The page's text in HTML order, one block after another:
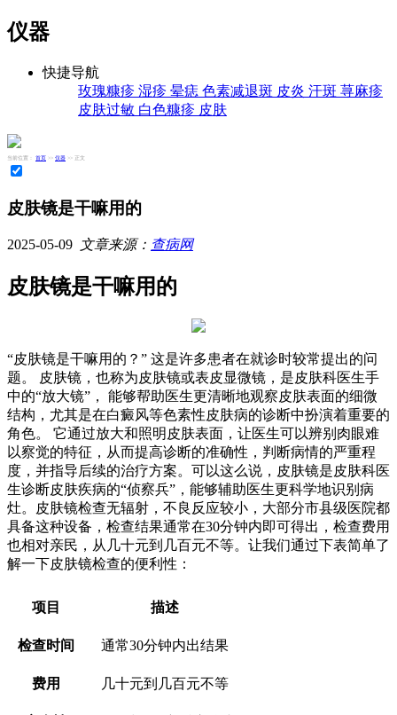
仪器
快捷导航
玫瑰糠疹 湿疹 晕痣 色素减退斑 皮炎 汗斑 荨麻疹
皮肤过敏 白色糠疹 皮肤
当前位置： 首页 >> 仪器 >> 正文
皮肤镜是干嘛用的
2025-05-09 文章来源： 查病网
皮肤镜是干嘛用的
“皮肤镜是干嘛用的？” 这是许多患者在就诊时较常提出的问
题。 皮肤镜，也称为皮肤镜或表皮显微镜，是皮肤科医生手
中的“放大镜”， 能够帮助医生更清晰地观察皮肤表面的细微
结构，尤其是在白癜风等色素性皮肤病的诊断中扮演着重要的
角色。 它通过放大和照明皮肤表面，让医生可以辨别肉眼难
以察觉的特征，从而提高诊断的准确性，判断病情的严重程
度，并指导后续的治疗方案。可以这么说，皮肤镜是皮肤科医
生诊断皮肤疾病的“侦察兵”，能够辅助医生更科学地识别病
灶。皮肤镜检查无辐射，不良反应较小，大部分市县级医院都
具备这种设备，检查结果通常在30分钟内即可得出，检查费用
也相对亲民，从几十元到几百元不等。让我们通过下表简单了
解一下皮肤镜检查的便利性：
项目 描述
检查时间 通常30分钟内出结果
费用 几十元到几百元不等